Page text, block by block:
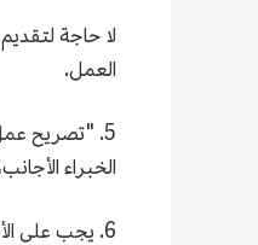
لا حاجة
العمل.
الخبراء
6. يجب على